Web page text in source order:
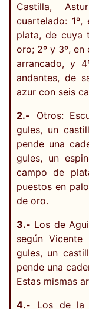
Castilla,
cuartelado:
plata, de cuya
oro; 2º y 3º,
arrancado, y
andantes, de
azur con seis
2.- Otros:
gules, un
pende una
gules, un
campo de
puestos en
de oro.
3.- Los de
según
gules, un
pende una
Estas mismas
4.- Los de la